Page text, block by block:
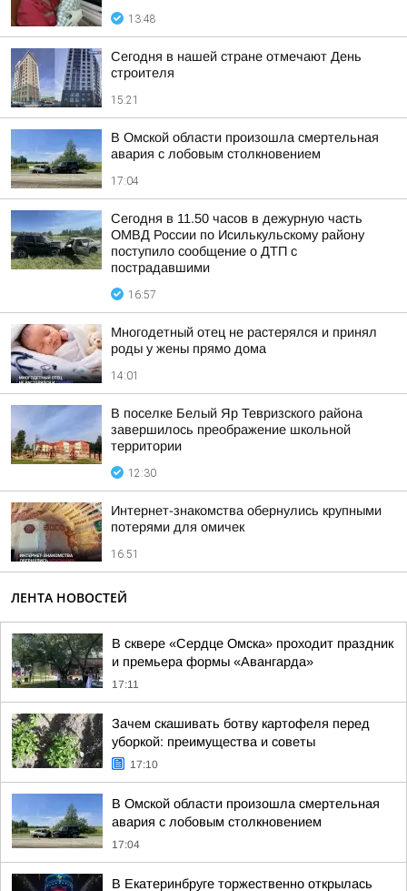
13:48
Сегодня в нашей стране отмечают День
строителя
15:21
В Омской области произошла смертельная
авария с лобовым столкновением
17:04
Сегодня в 11.50 часов в дежурную часть
ОМВД России по Исилькульскому району
поступило сообщение о ДТП с
пострадавшими
16:57
Многодетный отец не растерялся и принял
роды у жены прямо дома
14:01
В поселке Белый Яр Тевризского района
завершилось преображение школьной
территории
12:30
Интернет-знакомства обернулись крупными
потерями для омичек
16:51
ЛЕНТА НОВОСТЕЙ
В сквере «Сердце Омска» проходит праздник
и премьера формы «Авангарда»
17:11
Зачем скашивать ботву картофеля перед
уборкой: преимущества и советы
17:10
В Омской области произошла смертельная
авария с лобовым столкновением
17:04
В Екатеринбруге торжественно открылась